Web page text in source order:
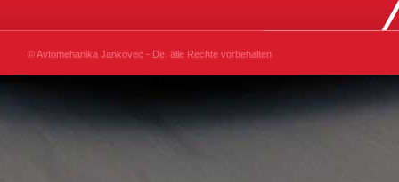
© Avtomehanika Jankovec - De. alle Rechte vorbehalten